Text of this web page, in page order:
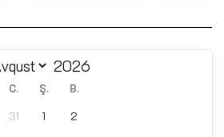
C. Ş. B.
31 1 2